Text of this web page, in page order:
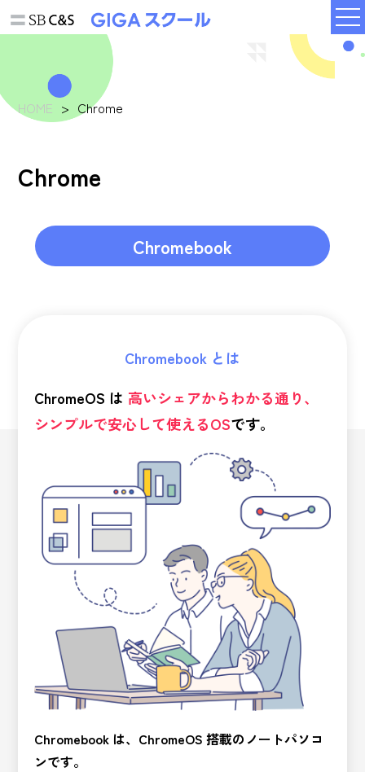
HOME Chrome
Chrome
Chromebook
Chromebook とは
ChromeOS は 高いシェアからわかる通り、
シンプルで安心して使えるOSです。
Chromebook は、ChromeOS 搭載のノートパソコ
ンです。